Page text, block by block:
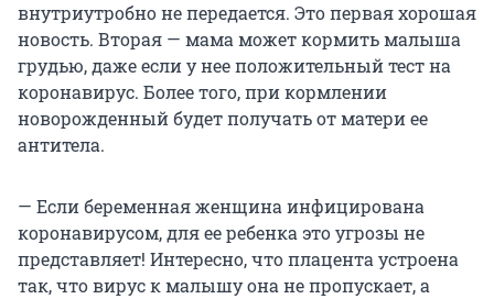
внутриутробно не передается. Это первая хорошая
новость. Вторая — мама может кормить малыша
грудью, даже если у нее положительный тест на
коронавирус. Более того, при кормлении
новорожденный будет получать от матери ее
антитела.
— Если беременная женщина инфицирована
коронавирусом, для ее ребенка это угрозы не
представляет! Интересно, что плацента устроена
так, что вирус к малышу она не пропускает, а